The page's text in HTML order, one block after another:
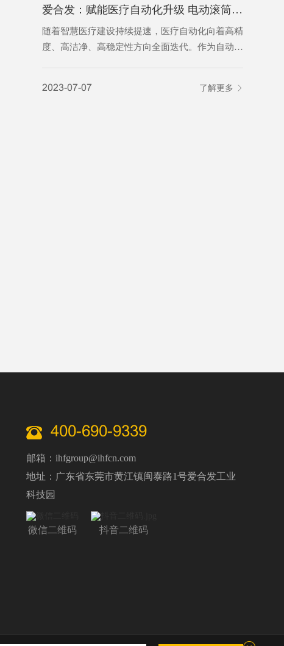
爱合发：赋能医疗自动化升级 电动滚筒打造智慧医疗精密输送新标杆
随着智慧医疗建设持续提速，医疗自动化向着高精
度、高洁净、高稳定性方向全面迭代。作为自动化
势，广泛应用于医药生产、医院智能物流、医疗特
2023-07-07 了解更多
随着智能
400-690-9339
邮箱：ihfgroup@ihfcn.com
地址：广东省东莞市黄江镇闽泰路1号爱合发工业
科技园
微信二维码 抖音二维码